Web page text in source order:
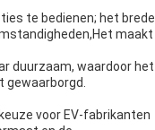
te bedienen; het brede
maakt
duurzaam, waardoor het
voor EV-fabrikanten